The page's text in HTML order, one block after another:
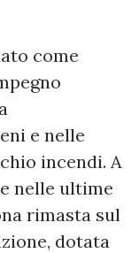
come
e nelle
incendi. A
nelle ultime
rimasta sul
dotata